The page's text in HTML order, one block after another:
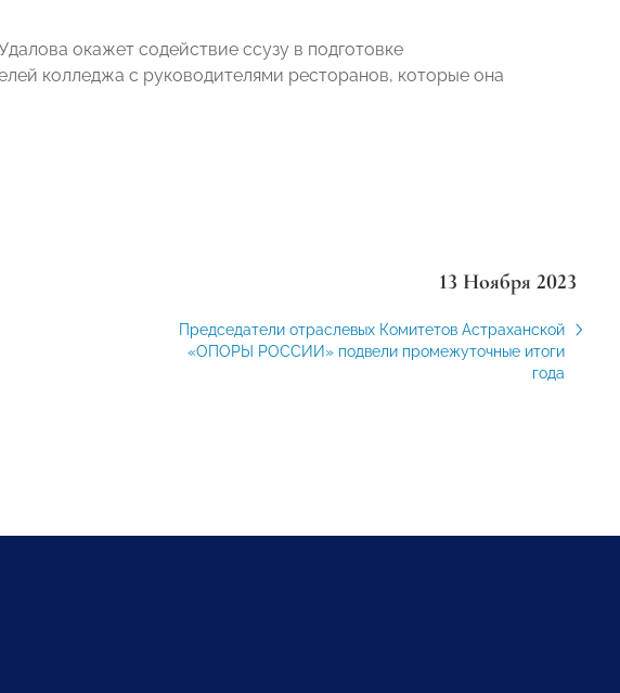
окажет содействие ссузу в подготовке
колледжа с руководителями ресторанов, которые она
13 Ноября 2023
Председатели отраслевых Комитетов Астраханской
«ОПОРЫ РОССИИ» подвели промежуточные итоги
года